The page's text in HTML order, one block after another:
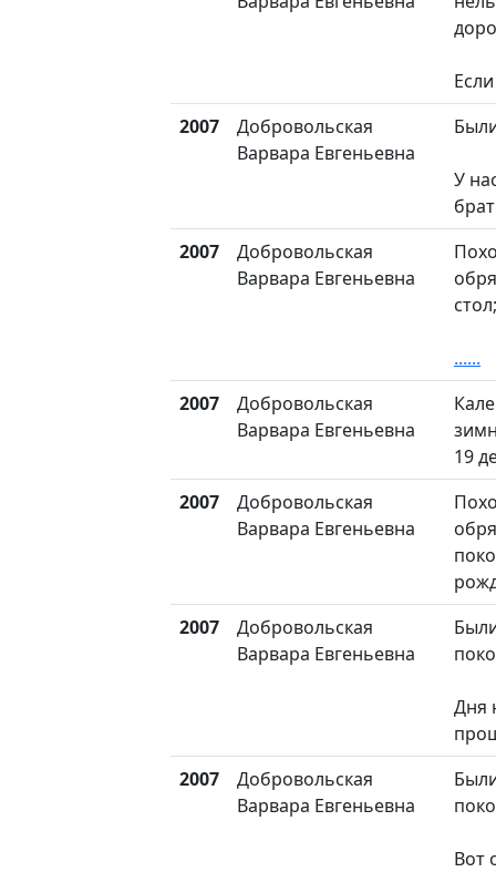
2007
Добровольская
Варвара Евгеньевна
У
2007
Добровольская
Варвара Евгеньевна
......
2007
Добровольская
Варвара Евгеньевна
19
2007
Добровольская
Варвара Евгеньевна
2007
Добровольская
Варвара Евгеньевна
Дня
2007
Добровольская
Варвара Евгеньевна
Вот